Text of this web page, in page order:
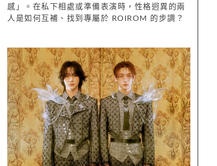
感」。在私下相處或準備表演時，性格迥異的兩
人是如何互補、找到專屬於 ROIROM 的步調？